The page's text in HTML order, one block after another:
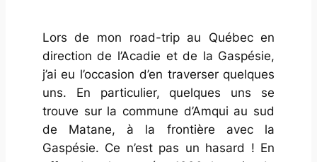
Lors de mon road-trip au Québec en
direction de l’Acadie et de la Gaspésie,
j’ai eu l’occasion d’en traverser quelques
uns. En particulier, quelques uns se
trouve sur la commune d’Amqui au sud
de Matane, à la frontière avec la
Gaspésie. Ce n’est pas un hasard ! En